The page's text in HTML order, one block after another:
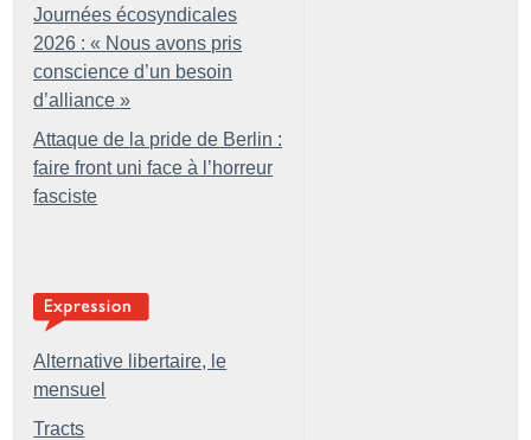
Journées écosyndicales
2026 : « Nous avons pris
conscience d’un besoin
d’alliance »
Attaque de la pride de Berlin :
faire front uni face à l’horreur
fasciste
Alternative libertaire, le
mensuel
Tracts